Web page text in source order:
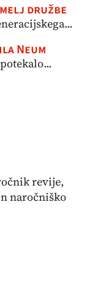
družbe
Neum
revije,
naročniško